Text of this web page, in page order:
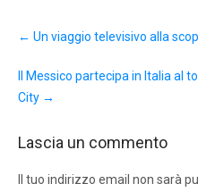
navigation
← Un viaggio televisivo alla
Il Messico partecipa in Italia al
City →
Lascia un commento
Il tuo indirizzo email non sarà